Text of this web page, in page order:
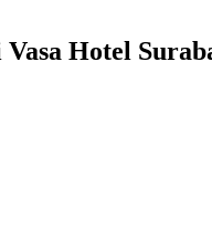
Hotel